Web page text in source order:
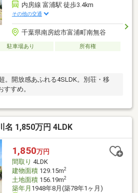
内房線 富浦駅 徒歩3.4km
その他の交通
千葉県南房総市富浦町南無谷
駐車場あり
所有権
。開放感あふれる4SLDK。別荘・移
すめ。
名 1,850万円 4LDK
1,850万円
間取り 4LDK
建物面積129.15m2
土地面積156.19m2
築年月 1948年8月(築78年1ヶ月)